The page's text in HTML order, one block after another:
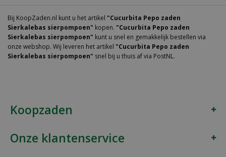
Bij KoopZaden.nl kunt u het artikel "Cucurbita Pepo zaden
Sierkalebas sierpompoen" kopen. "Cucurbita Pepo zaden
Sierkalebas sierpompoen" kunt u snel en gemakkelijk bestellen via
onze webshop. Wij leveren het artikel "Cucurbita Pepo zaden
Sierkalebas sierpompoen" snel bij u thuis af via PostNL.
Koopzaden
Onze klantenservice